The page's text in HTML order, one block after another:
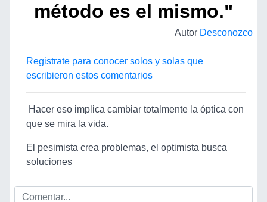
método es el mismo."
Autor Desconozco
Registrate para conocer solos y solas que
escribieron estos comentarios
Hacer eso implica cambiar totalmente la óptica con
que se mira la vida.
El pesimista crea problemas, el optimista busca
soluciones